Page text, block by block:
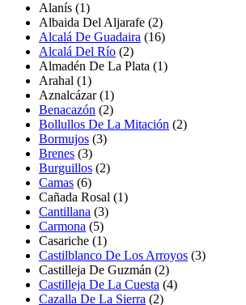
Alanís (1)
Albaida Del Aljarafe (2)
Alcalá De Guadaira (16)
Alcalá Del Río (2)
Almadén De La Plata (1)
Arahal (1)
Aznalcázar(1)
Benacazón (2)
Bollullos De La Mitación (2)
Bormujos (3)
Brenes (3)
Burguillos (2)
Camas (6)
Cañada Rosal (1)
Cantillana (3)
Carmona (5)
Casariche (1)
Castilblanco De Los Arroyos (3)
Castilleja De Guzmán (2)
Castilleja De La Cuesta (4)
Cazalla De La Sierra (2)